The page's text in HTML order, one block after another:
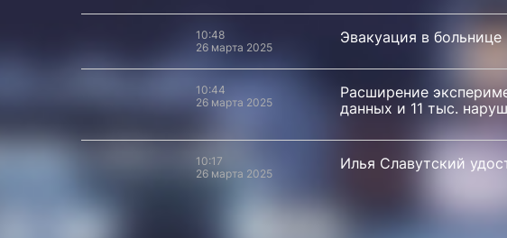
10:48
26 марта 2025
Эвакуация в больнице
10:44
26 марта 2025
Расширение
данных и 11 тыс.
10:17
26 марта 2025
Илья Славутский